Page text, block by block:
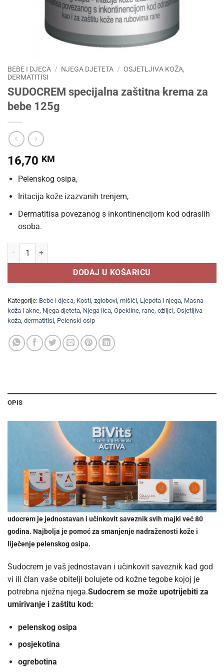
BEBE I DJECA / NJEGA DJETETA / OSJETLJIVA KOŽA,
DERMATITISI
SUDOCREM specijalna zaštitna krema za
bebe 125g
16,70 KM
Pelenskog osipa,
Iritacija kože izazvanih trenjem,
Dermatitisa povezanog s inkontinencijom kod odraslih
osoba.
SUDOCREM specijalna zaštitna krema za bebe 125g količina
DODAJ U KOŠARICU
Kategorije: Bebe i djeca, Kosti, zglobovi, mišići, Ljepota i njega, Masna
koža i akne, Njega djeteta, Njega lica, Opekline, rane, ožiljci, Osjetljiva
koža, dermatitisi, Pelenski osip
OPIS
udocrem je jednostavan i učinkovit saveznik svih majki već 80
godina. Najbolja je pomoć za smanjenje nadraženosti kože i
liječenje pelenskog osipa.
Sudocrem je vaš jednostavan i učinkovit saveznik kad god
vi ili član vaše obitelji bolujete od kožne tegobe kojoj je
potrebna nježna njega.Sudocrem se može upotrijebiti za
umirivanje i zaštitu kod:
pelenskog osipa
posjekotina
ogrebotina